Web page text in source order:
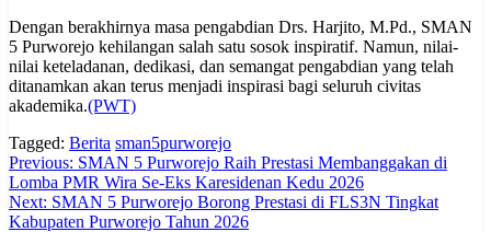
Dengan berakhirnya masa pengabdian Drs. Harjito, M.Pd., SMAN
5 Purworejo kehilangan salah satu sosok inspiratif. Namun, nilai-
nilai keteladanan, dedikasi, dan semangat pengabdian yang telah
ditanamkan akan terus menjadi inspirasi bagi seluruh civitas
akademika.(PWT)
Tagged: Berita sman5purworejo
Navigasi
pos
Previous: SMAN 5 Purworejo Raih Prestasi Membanggakan di
Lomba PMR Wira Se-Eks Karesidenan Kedu 2026
Next: SMAN 5 Purworejo Borong Prestasi di FLS3N Tingkat
Kabupaten Purworejo Tahun 2026